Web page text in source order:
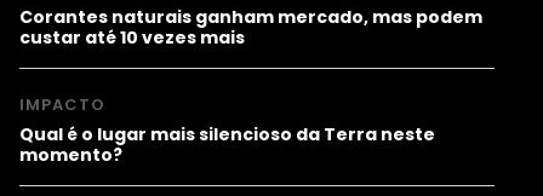
Corantes naturais ganham mercado, mas podem
custar até 10 vezes mais
IMPACTO
Qual é o lugar mais silencioso da Terra neste
momento?